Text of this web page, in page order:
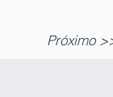
Próximo